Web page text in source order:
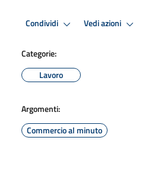
Condividi Vedi azioni
Categorie:
Lavoro
Argomenti:
Commercio al minuto